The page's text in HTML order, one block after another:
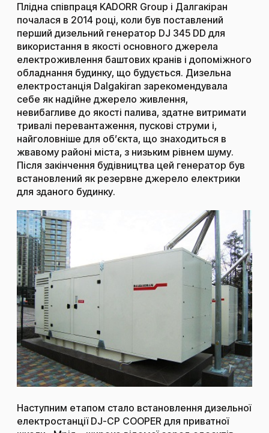
Плідна співпраця KADORR Group і Далгакіран
почалася в 2014 році, коли був поставлений
перший дизельний генератор DJ 345 DD для
використання в якості основного джерела
електроживлення баштових кранів і допоміжного
обладнання будинку, що будується. Дизельна
електростанція Dalgakiran зарекомендувала
себе як надійне джерело живлення,
невибагливе до якості палива, здатне витримати
тривалі перевантаження, пускові струми і,
найголовніше для об’єкта, що знаходиться в
жвавому районі міста, з низьким рівнем шуму.
Після закінчення будівництва цей генератор був
встановлений як резервне джерело електрики
для зданого будинку.
Наступним етапом стало встановлення дизельної
електростанції DJ-CP COOPER для приватної